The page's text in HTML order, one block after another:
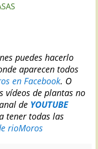
puedes hacerlo
aparecen todos
en Facebook. O
vídeos de plantas no
de YOUTUBE
tener todas las
rioMoros